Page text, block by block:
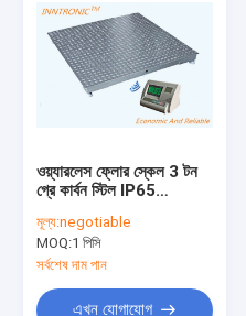
ওয়্যারলেস ফ্লোর স্কেল 3 টন
গ্রে কার্বন স্টিল IP65
সূচক 220v/50HZ সহ
মূল্য:negotiable
MOQ:1 পিসি
সর্বশেষ দাম পান
এখন যোগাযোগ